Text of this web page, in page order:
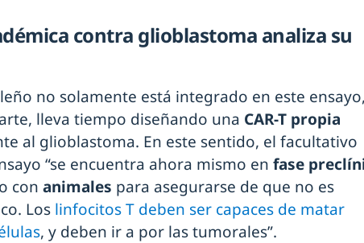
contra glioblastoma analiza su
no solamente está integrado en este
lleva tiempo diseñando una CAR-T propia
al glioblastoma. En este sentido, el facultativo
“se encuentra ahora mismo en fase
con animales para asegurarse de que no es
Los linfocitos T deben ser capaces de matar
, y deben ir a por las tumorales”.